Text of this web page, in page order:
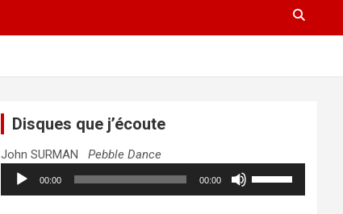
Disques que j’écoute
John SURMANPebble Dance
Lecteur
audio
00:00 00:00